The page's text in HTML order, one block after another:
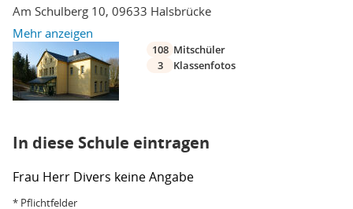
Am Schulberg 10, 09633 Halsbrücke
Mehr anzeigen
108 Mitschüler
3
Klassenfotos
In diese Schule eintragen
Frau Herr Divers keine Angabe
* Pflichtfelder